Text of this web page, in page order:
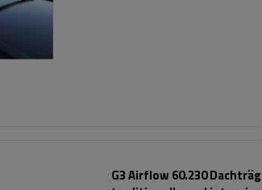
G3 Airflow 60.230